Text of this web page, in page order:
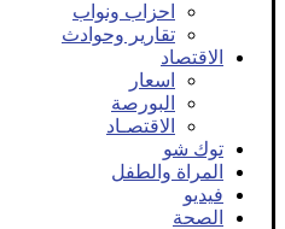
احزاب ونواب
تقارير وحوادث
الاقتصاد
اسعار
البورصة
الاقتصـاد
توك شو
المراة والطفل
فيديو
الصحة